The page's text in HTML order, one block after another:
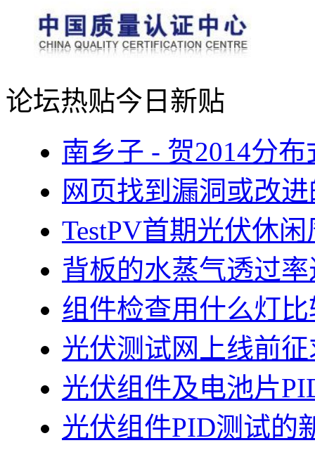
论坛热贴今日新贴
南乡子 - 贺2014分
网页找到漏洞或改
TestPV首期光伏休
背板的水蒸气透过
组件检查用什么灯
光伏测试网上线前
光伏组件及电池片
光伏组件PID测试的